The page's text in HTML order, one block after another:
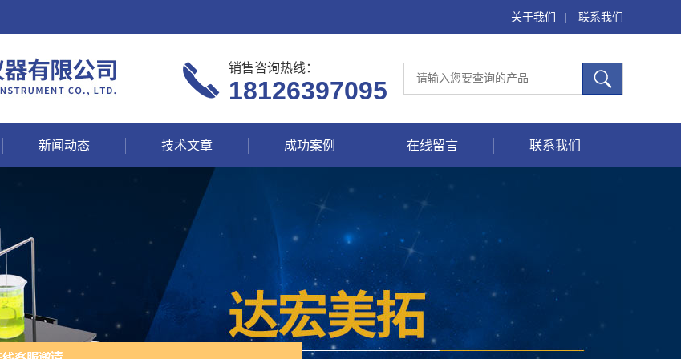
关于我们 | 联系我们
销售咨询热线：
18126397095
新闻动态 技术文章 成功案例 在线留言 联系我们